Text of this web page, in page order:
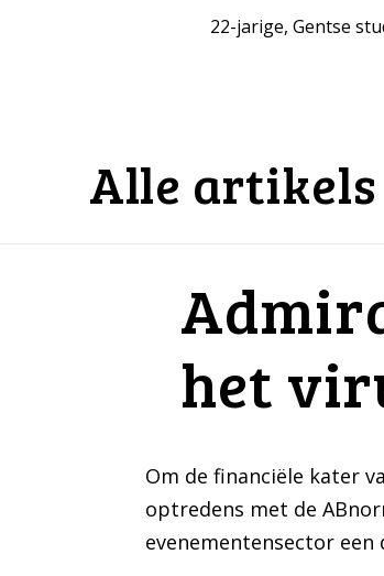
22-jarige, Gentse
Alle artikels
het
Om de financiële kater
optredens met de
evenementensector